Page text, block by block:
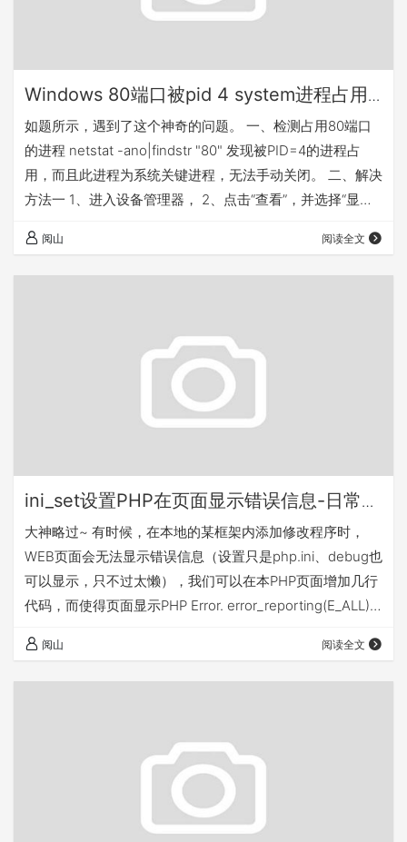
Windows 80端口被pid 4 system进程占用
的解决方法-日常笔记
如题所示，遇到了这个神奇的问题。 一、检测占用80端口
的进程 netstat -ano|findstr "80" 发现被PID=4的进程占
用，而且此进程为系统关键进程，无法手动关闭。 二、解决
方法一 1、进入设备管理器， 2、点击“查看”，并选择“显示
择"HTTP"并禁用 5、重启 三、解决方法二 1、打开注册表管
理器regedit 2、进入目录树：
阅山 阅读全文
ini_set设置PHP在页面显示错误信息-日常笔
记
大神略过~ 有时候，在本地的某框架内添加修改程序时，
WEB页面会无法显示错误信息（设置只是php.ini、debug也
可以显示，只不过太懒），我们可以在本PHP页面增加几行
代码，而使得页面显示PHP Error. error_reporting(E_ALL);
ini_set('display_startup_errors', TRUE);
阅山 阅读全文